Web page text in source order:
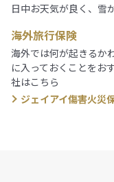
日中お天気が良く、雪
海外旅行保険
海外では何が起きるか
に入っておくことをお
社はこちら
ジェイアイ傷害火災